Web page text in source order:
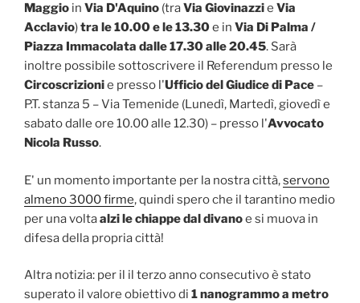
Maggio in Via D'Aquino (traVia Giovinazzie Via
Acclavio)tra le 10.00 e le 13.30e in Via Di Palma /
Piazza Immacolata dalle 17.30 alle 20.45. Sarà
inoltre possibile sottoscrivere il Referendum presso le
Circoscrizionie presso l'Ufficio del Giudice di Pace –
P.T. stanza 5 – Via Temenide (Lunedì, Martedì, giovedì e
sabato dalle ore 10.00 alle 12.30) – presso l'Avvocato
Nicola Russo.
E' un momento importante per la nostra città,servono
almeno 3000 firme, quindi spero che il tarantino medio
per una voltaalzi le chiappe dal divanoe si muova in
difesa della propria città!
Altra notizia: per il il terzo anno consecutivo è stato
superato il valore obiettivo di 1 nanogrammo a metro